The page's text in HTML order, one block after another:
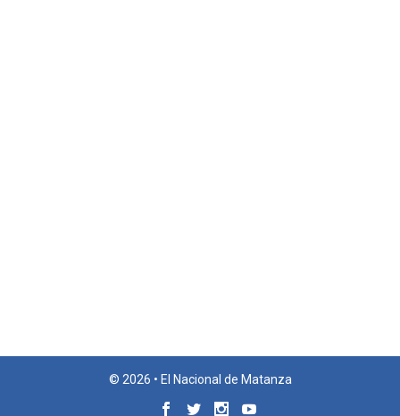
© 2026 • El Nacional de Matanza